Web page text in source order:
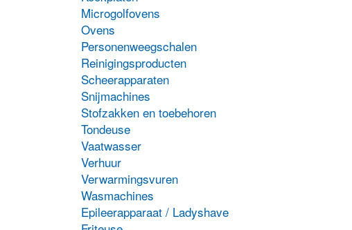
Microgolfovens
Ovens
Personenweegschalen
Reinigingsproducten
Scheerapparaten
Snijmachines
Stofzakken en toebehoren
Tondeuse
Vaatwasser
Verhuur
Verwarmingsvuren
Wasmachines
Epileerapparaat / Ladyshave